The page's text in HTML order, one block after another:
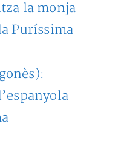
la monja
Puríssima